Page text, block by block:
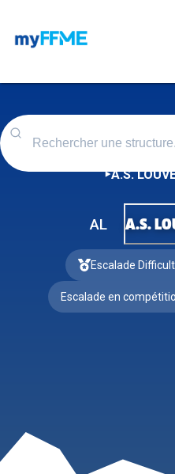
A.S.
AL A.S.
Escalade
Escalade en